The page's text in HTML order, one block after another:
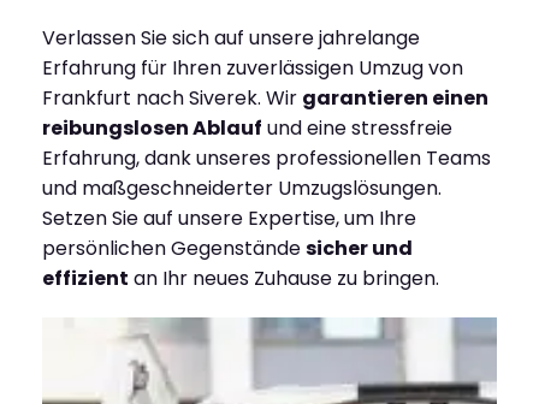
Verlassen Sie sich auf unsere jahrelange
Erfahrung für Ihren zuverlässigen Umzug von
Frankfurt nach Siverek. Wir garantieren einen
reibungslosen Ablauf und eine stressfreie
Erfahrung, dank unseres professionellen Teams
und maßgeschneiderter Umzugslösungen.
Setzen Sie auf unsere Expertise, um Ihre
persönlichen Gegenständesicher und
effizient an Ihr neues Zuhause zu bringen.